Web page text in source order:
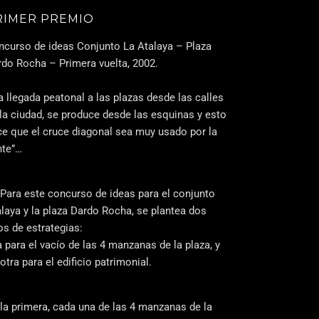
PREMIO
de ideas Conjunto La Atalaya – Plaza
Rocha – Primera vuelta, 2002.
llegada peatonal a las plazas desde las calles
ciudad, se produce desde las esquinas y esto
que el cruce diagonal sea muy usado por la
Para este concurso de ideas para el conjunto
y la plaza Dardo Rocha, se plantea dos
de estrategias:
para el vacío de las 4 manzanas de la plaza, y
otra para el edificio patrimonial.
primera, cada una de las 4 manzanas de la